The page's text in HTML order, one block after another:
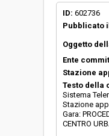
ID: 602736
Pubblicato
Oggetto
Ente
Stazione
Testo della
Sistema
Stazione
Gara:
CENTRO